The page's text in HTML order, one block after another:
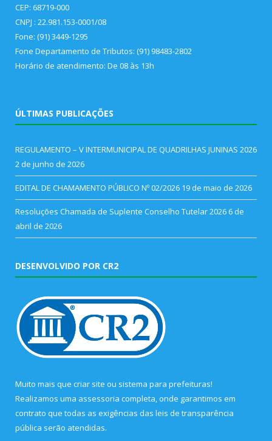
CEP: 68719-000
CNPJ : 22.981.153-0001/08
Fone: (91) 3449-1295
Fone Departamento de Tributos: (91) 98483-2802
Horário de atendimento: De 08 às 13h
ÚLTIMAS PUBLICAÇÕES
REGULAMENTO – V INTERMUNICIPAL DE QUADRILHAS JUNINAS 2026
2 de junho de 2026
EDITAL DE CHAMAMENTO PÚBLICO Nº 02/2026 19 de maio de 2026
Resoluções Chamada de Suplente Conselho Tutelar 2026 6 de
abril de 2026
DESENVOLVIDO POR CR2
Muito mais que criar site ou sistema para prefeituras!
Realizamos uma assessoria completa, onde garantimos em
contrato que todas as exigências das leis de transparência
pública serão atendidas.